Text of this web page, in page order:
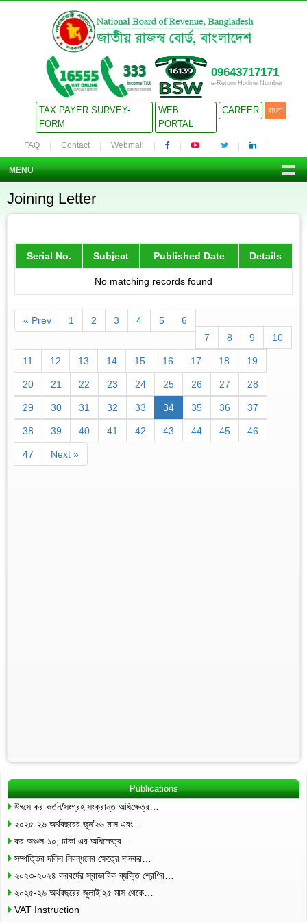
09643717171
e-Return Hotline Number
TAX PAYER SURVEY-
FORM
WEB
PORTAL
CAREER বাংলা
FAQ Contact Webmail
MENU
Joining Letter
Serial No. Subject Published Date Details
No matching records found
« Prev 1 2 3 4 5
6
7
8 9 10
11 12 13 14 15 16 17 18 19
20 21 22 23 24 25 26 27 28
29 30 31 32 33 34 35 36 37
38 39 40 41 42 43 44 45 46
47 Next »
Publications
উৎসে কর কর্তন/সংগ্রহ সংক্রান্ত অধিক্ষেত্র…
২০২৫-২৬ অর্থবছরের জুন’২৬ মাস এবং…
কর অঞ্চল-১০, ঢাকা এর অধিক্ষেত্র…
সম্পত্তির দলিল নিবন্ধনের ক্ষেত্রে দানকর…
২০২৩-২০২৪ করবর্ষের স্বাভাবিক ব্যক্তি শ্রেণির…
২০২৫-২৬ অর্থবছরের জুলাই’২৫ মাস থেকে…
VAT Instruction